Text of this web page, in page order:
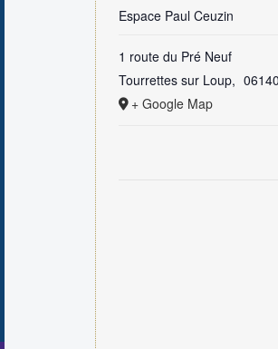
Espace Paul Ceuzin
1 route du Pré Neuf
Tourrettes sur Loup, 06140
+ Google Map